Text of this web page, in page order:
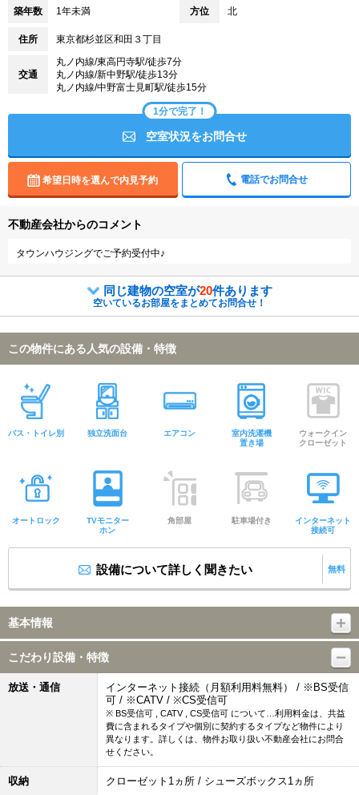
築年数 1年未満 方位 北
住所 東京都杉並区和田３丁目
交通
丸ノ内線/東高円寺駅/徒歩7分
丸ノ内線/新中野駅/徒歩13分
丸ノ内線/中野富士見町駅/徒歩15分
1分で完了！
空室状況をお問合せ
希望日時を選んで内見予約 電話でお問合せ
不動産会社からのコメント
タウンハウジングでご予約受付中♪
同じ建物の空室が20件あります
空いているお部屋をまとめてお問合せ！
この物件にある人気の設備・特徴
バス・トイレ別 独立洗面台 エアコン
室内洗濯機
置き場
ウォークイン
クローゼット
オートロック
TVモニター
ホン
角部屋 駐車場付き
インターネット
接続可
設備について詳しく聞きたい 無料
基本情報
こだわり設備・特徴
放送・通信
インターネット接続（月額利用料無料） / ※BS受信
可 / ※CATV / ※CS受信可
※ BS受信可 , CATV , CS受信可 について…利用料金は、共益
費に含まれるタイプや個別に契約するタイプなど物件により
異なります。詳しくは、物件お取り扱い不動産会社にお問合
せください。
収納 クローゼット1ヵ所 / シューズボックス1ヵ所